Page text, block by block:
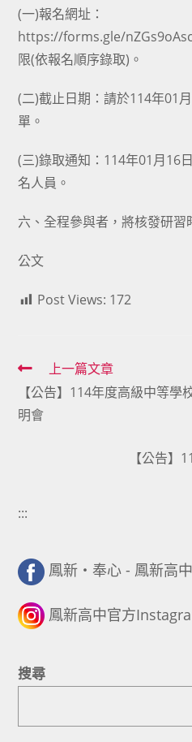
(一)報名網址：
https://forms.gle/
限(依報名順序錄取)。
(二)截止日期：請於114年01
單。
(三)錄取通知：114年01月16
名人員。
六、全程參與者，將核發研習
公文
Post Views: 172
Read
more
articles
上一篇文章
【公告】114年度高級中等
明會
【公告】
:::
鳳新・奉心 - 鳳新高中
鳳新高中官方
搜尋